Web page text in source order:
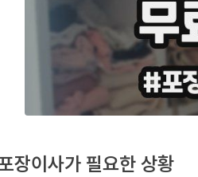
장이사가 필요한 상황